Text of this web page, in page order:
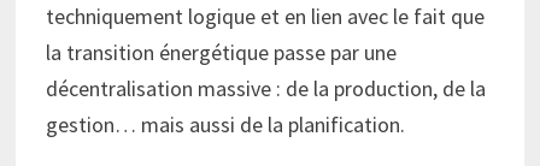
techniquement logique et en lien avec le fait que
la transition énergétique passe par une
décentralisation massive : de la production, de la
gestion… mais aussi de la planification.